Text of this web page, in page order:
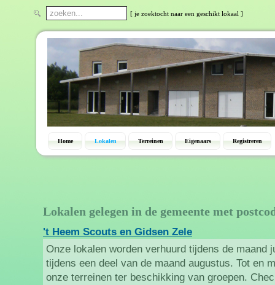
[ je zoektocht naar een geschikt lokaal ]
Home Lokalen Terreinen Eigenaars Registreren
Lokalen gelegen in de gemeente met
't Heem Scouts en Gidsen Zele
Onze lokalen worden verhuurd tijdens de maand
tijdens een deel van de maand augustus. Tot en
onze terreinen ter beschikking van groepen.